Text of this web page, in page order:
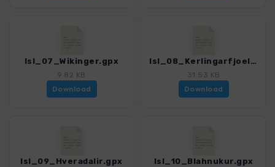
Isl_07_Wikinger.gpx
9.82 KB
Download
Isl_08_Kerlingarfjoell.gpx
31.53 KB
Download
Isl_09_Hveradalir.gpx Isl_10_Blahnukur.gpx